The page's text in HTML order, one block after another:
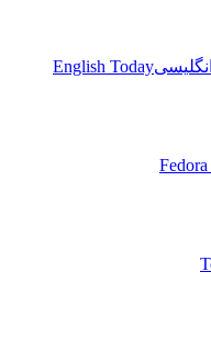
English Today